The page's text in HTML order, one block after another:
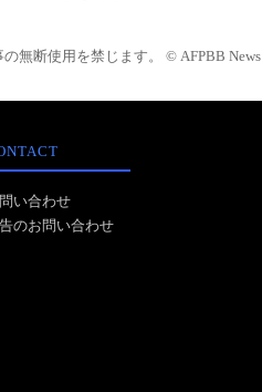
無断使用を禁じます。 © AFPBB News
い合わせ
のお問い合わせ